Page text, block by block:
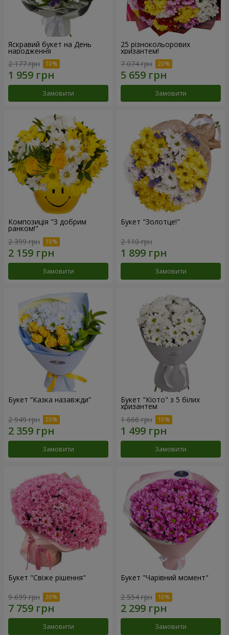
Яскравий букет на День
народження
2 177 грн
Замовити
25 різнокольорових
хризантем!
7 074 грн
Замовити
Композиція "З добрим
ранком!"
2 399 грн
Замовити
Букет "Золотце!"
2 110 грн
Замовити
Букет “Казка назавжди”
2 949 грн
Замовити
Букет "Кіото" з 5 білих
хризантем
1 666 грн
Замовити
Букет "Свіже рішення"
9 699 грн
Замовити
Букет "Чарівний момент"
2 554 грн
Замовити